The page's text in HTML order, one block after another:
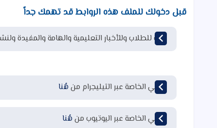
قبل دخولك للملف هذه الروابط قد تهمك جداً
قناة للطلاب وللأخبار التعليمية والهامة والمفيدة
قناتي الخاصة عبر التيليجرام من هُنا
قناتي الخاصة عبر اليوتيوب من هُنا